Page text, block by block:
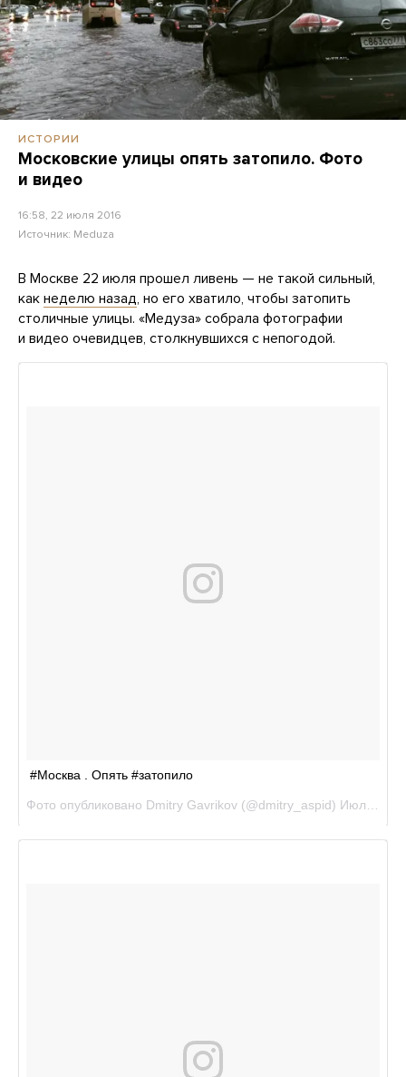
ИСТОРИИ
Московские улицы опять затопило. Фото
и видео
16:58, 22 июля 2016
Источник: Meduza
В Москве 22 июля прошел ливень — не такой сильный,
как неделю назад, но его хватило, чтобы затопить
столичные улицы. «Медуза» собрала фотографии
и видео очевидцев, столкнувшихся с непогодой.